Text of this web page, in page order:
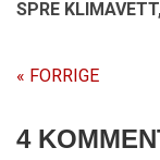
SPRE
« FORRIGE
4